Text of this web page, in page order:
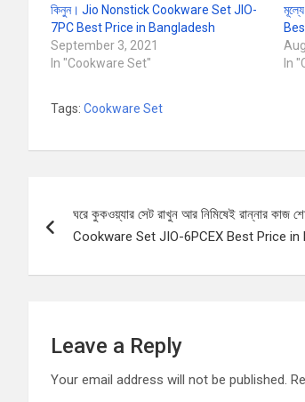
কিনুন। Jio Nonstick Cookware Set JIO-
7PC Best Price in Bangladesh
September 3, 2021
In "Cookware Set"
In
Tags: Cookware Set
navigation
ঘরে কুকওয়্যার সেট রাখুন আর নিমিষেই রান্নার
Cookware Set JIO-6PCEX Best Price in
Leave a Reply
Your email address will not be published.